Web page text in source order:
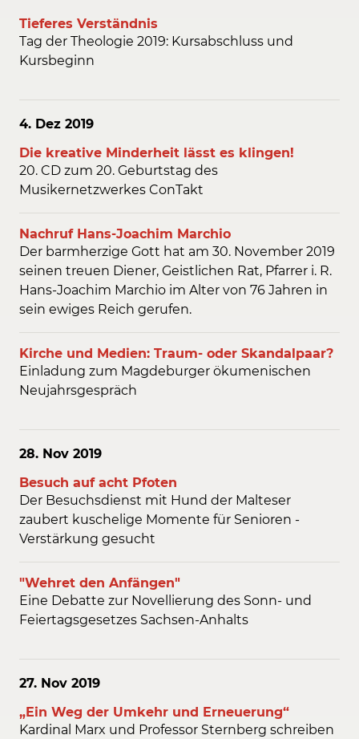
Tieferes Verständnis
Tag der Theologie 2019: Kursabschluss und
Kursbeginn
4. Dez 2019
Die kreative Minderheit lässt es klingen!
20. CD zum 20. Geburtstag des
Musikernetzwerkes ConTakt
Nachruf Hans-Joachim Marchio
Der barmherzige Gott hat am 30. November 2019
seinen treuen Diener, Geistlichen Rat, Pfarrer i. R.
Hans-Joachim Marchio im Alter von 76 Jahren in
sein ewiges Reich gerufen.
Kirche und Medien: Traum- oder Skandalpaar?
Einladung zum Magdeburger ökumenischen
Neujahrsgespräch
28. Nov 2019
Besuch auf acht Pfoten
Der Besuchsdienst mit Hund der Malteser
zaubert kuschelige Momente für Senioren -
Verstärkung gesucht
"Wehret den Anfängen"
Eine Debatte zur Novellierung des Sonn- und
Feiertagsgesetzes Sachsen-Anhalts
27. Nov 2019
„Ein Weg der Umkehr und Erneuerung“
Kardinal Marx und Professor Sternberg schreiben